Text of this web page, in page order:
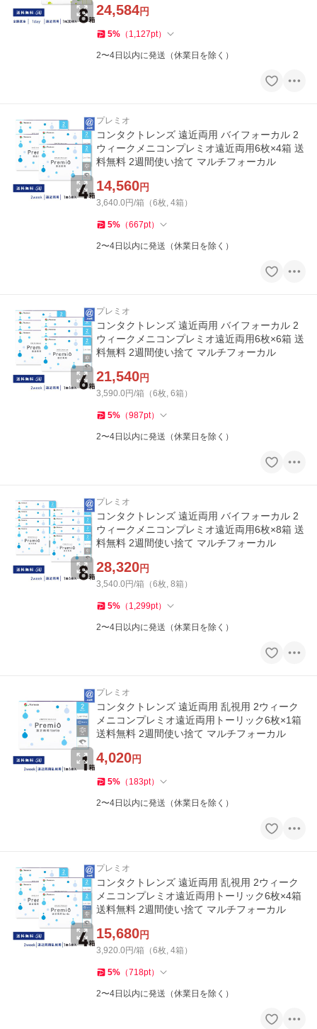
24,584円
5% （ 1,127pt）
2〜4日以内に発送（休業日を除く）
プレミオ
コンタクトレンズ 遠近両用 バイフォーカル 2
ウィークメニコンプレミオ遠近両用6枚×4箱 送
料無料 2週間使い捨て マルチフォーカル
14,560円
3,640.0円/箱（6枚, 4箱）
5% （667pt）
2〜4日以内に発送（休業日を除く）
プレミオ
コンタクトレンズ 遠近両用 バイフォーカル 2
ウィークメニコンプレミオ遠近両用6枚×6箱 送
料無料 2週間使い捨て マルチフォーカル
21,540円
3,590.0円/箱（6枚, 6箱）
5% （987pt）
2〜4日以内に発送（休業日を除く）
プレミオ
コンタクトレンズ 遠近両用 バイフォーカル 2
ウィークメニコンプレミオ遠近両用6枚×8箱 送
料無料 2週間使い捨て マルチフォーカル
28,320円
3,540.0円/箱（6枚, 8箱）
5% （ 1,299pt）
2〜4日以内に発送（休業日を除く）
プレミオ
コンタクトレンズ 遠近両用 乱視用 2ウィーク
メニコンプレミオ遠近両用トーリック6枚×1箱
送料無料 2週間使い捨て マルチフォーカル
4,020円
5% （ 183pt）
2〜4日以内に発送（休業日を除く）
プレミオ
コンタクトレンズ 遠近両用 乱視用 2ウィーク
メニコンプレミオ遠近両用トーリック6枚×4箱
送料無料 2週間使い捨て マルチフォーカル
15,680円
3,920.0円/箱（6枚, 4箱）
5% （718pt）
2〜4日以内に発送（休業日を除く）